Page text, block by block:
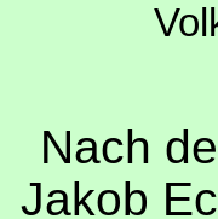
Nach
Jakob